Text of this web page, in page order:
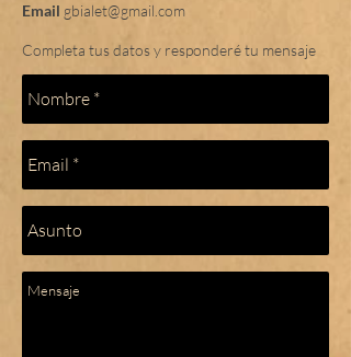
Email gbialet@gmail.com
Completa tus datos y responderé tu mensaje